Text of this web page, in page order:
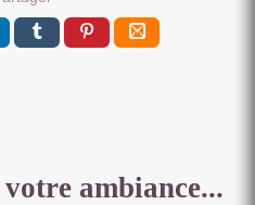
ambiance...